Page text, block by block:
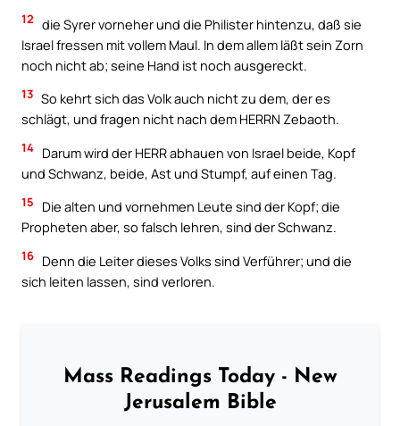
12 die Syrer vorneher und die Philister hintenzu, daß sie
Israel fressen mit vollem Maul. In dem allem läßt sein Zorn
noch nicht ab; seine Hand ist noch ausgereckt.
13 So kehrt sich das Volk auch nicht zu dem, der es
schlägt, und fragen nicht nach dem HERRN Zebaoth.
14 Darum wird der HERR abhauen von Israel beide, Kopf
und Schwanz, beide, Ast und Stumpf, auf einen Tag.
15
Die alten und vornehmen Leute sind der Kopf; die
Propheten aber, so falsch lehren, sind der Schwanz.
16 Denn die Leiter dieses Volks sind Verführer; und die
sich leiten lassen, sind verloren.
Mass Readings Today - New
Jerusalem Bible